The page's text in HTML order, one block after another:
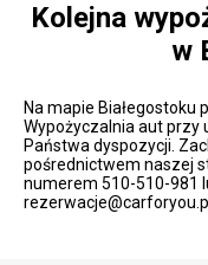
Kolejna
w
Na mapie Białegostoku
Wypożyczalnia aut przy
Państwa dyspozycji.
pośrednictwem naszej
numerem 510-510-981
rezerwacje@carforyou.pl